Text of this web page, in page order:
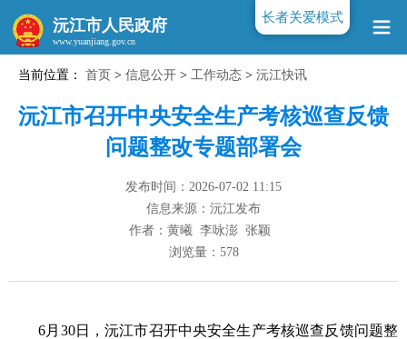
沅江市人民政府
当前位置： 首页 > 信息公开 > 工作动态 > 沅江快讯
沅江市召开中央安全生产考核巡查反馈
问题整改专题部署会
发布时间：2026-07-02 11:15
信息来源：沅江发布
作者：黄曦 李咏澎 张颖
浏览量： 578
6月30日，沅江市召开中央安全生产考核巡查反馈问题整
长者关爱模式